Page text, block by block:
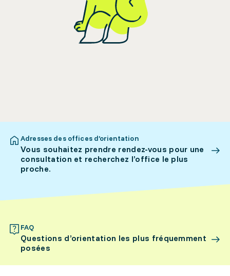
Adresses des offices d’orientation
Vous souhaitez prendre rendez-vous pour une
consultation et recherchez l’office le plus
proche.
FAQ
Questions d’orientation les plus fréquemment
posées